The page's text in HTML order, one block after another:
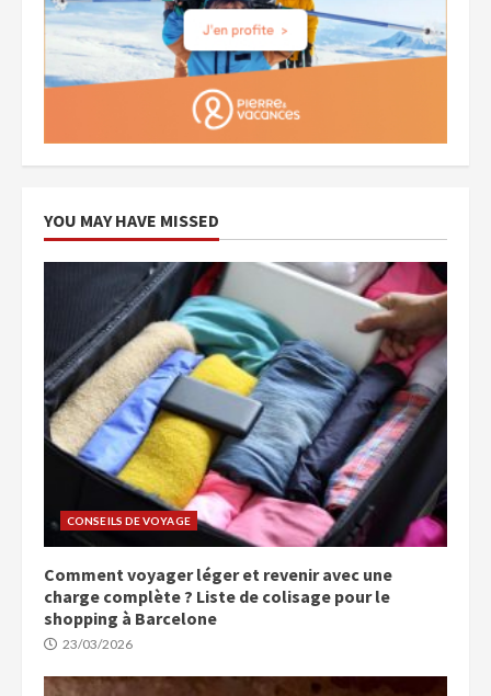
YOU MAY HAVE MISSED
CONSEILS DE VOYAGE
Comment voyager léger et revenir avec une
charge complète ? Liste de colisage pour le
shopping à Barcelone
23/03/2026